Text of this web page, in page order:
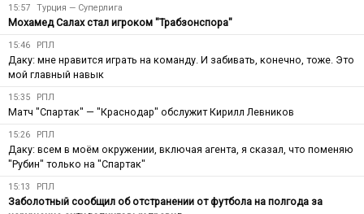
15:57 Турция — Суперлига
Мохамед Салах стал игроком "Трабзонспора"
15:46 РПЛ
Даку: мне нравится играть на команду. И забивать, конечно, тоже. Это
мой главный навык
15:35 РПЛ
Матч "Спартак" — "Краснодар" обслужит Кирилл Левников
15:26 РПЛ
Даку: всем в моём окружении, включая агента, я сказал, что поменяю
"Рубин" только на "Спартак"
15:13 РПЛ
Заболотный сообщил об отстранении от футбола на полгода за